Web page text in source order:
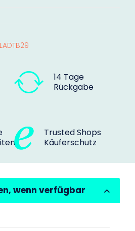
14 Tage
Rückgabe
Trusted Shops
Käuferschutz
wenn verfügbar